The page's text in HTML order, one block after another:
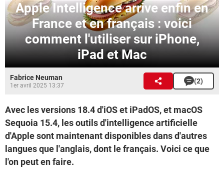
Apple Intelligence arrive enfin en
France et en français : voici
comment l'utiliser sur iPhone,
iPad et Mac
Fabrice Neuman
1er avril 2025 13:37
(2)
Avec les versions 18.4 d'iOS et iPadOS, et macOS
Sequoia 15.4, les outils d'intelligence artificielle
d'Apple sont maintenant disponibles dans d'autres
langues que l'anglais, dont le français. Voici ce que
l'on peut en faire.